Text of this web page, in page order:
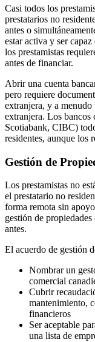
Casi todos los
prestatarios no
antes o
estar activa y ser
los prestamistas
antes de financiar.
Abrir una cuenta
pero requiere
extranjera, y a
extranjera. Los
Scotiabank, CIBC)
residentes, aunque los
Gestión de
Los prestamistas no
el prestatario no
forma remota sin
gestión de
antes.
El acuerdo de gestión
Nombrar un
comercial
Cubrir
mantenimiento,
financieros
Ser aceptable
una lista de